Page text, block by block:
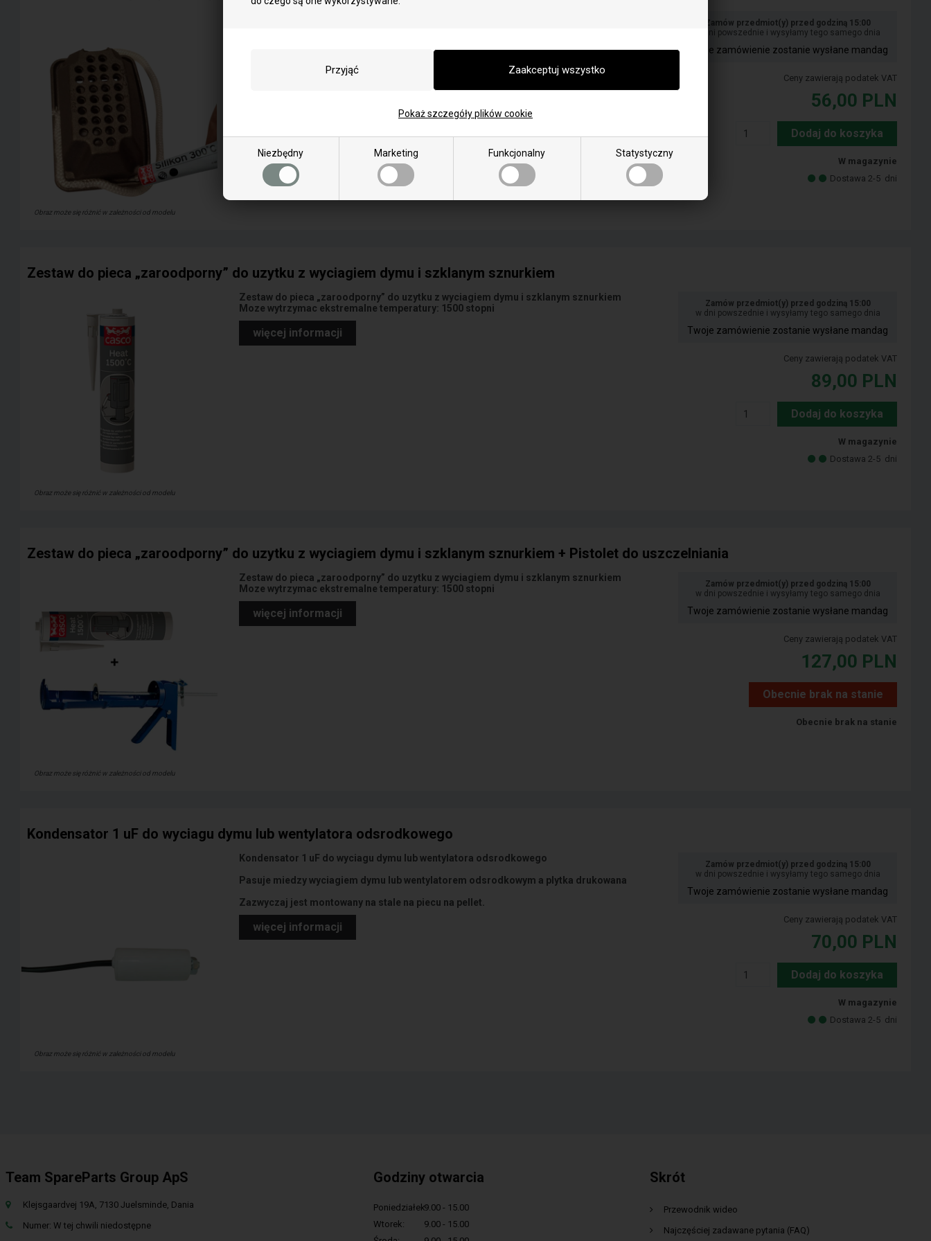
Niezbędny Marketing Funkcjonalny Statystyczny
Pokaż szczegóły plików cookie
Obraz może się różnić w zależności od modelu
Zamów przedmiot(y) przed godziną 15:00
w dni powszednie i wysyłamy tego samego dnia
Twoje zamówienie zostanie wysłane mandag
Ceny zawierają podatek VAT
56,00 PLN
Dodaj do koszyka
W magazynie
Dostawa 2-5 dni
Zestaw do pieca „zaroodporny” do uzytku z wyciagiem dymu i szklanym sznurkiem
Obraz może się różnić w zależności od modelu
Zestaw do pieca „zaroodporny” do uzytku z wyciagiem dymu i szklanym sznurkiem
Moze wytrzymac ekstremalne temperatury: 1500 stopni
więcej informacji
Zamów przedmiot(y) przed godziną 15:00
w dni powszednie i wysyłamy tego samego dnia
Twoje zamówienie zostanie wysłane mandag
Ceny zawierają podatek VAT
89,00 PLN
Dodaj do koszyka
W magazynie
Dostawa 2-5 dni
Zestaw do pieca „zaroodporny” do uzytku z wyciagiem dymu i szklanym sznurkiem + Pistolet do uszczelniania
Obraz może się różnić w zależności od modelu
Zestaw do pieca „zaroodporny” do uzytku z wyciagiem dymu i szklanym sznurkiem
Moze wytrzymac ekstremalne temperatury: 1500 stopni
więcej informacji
Zamów przedmiot(y) przed godziną 15:00
w dni powszednie i wysyłamy tego samego dnia
Twoje zamówienie zostanie wysłane mandag
Ceny zawierają podatek VAT
127,00 PLN
Obecnie brak na stanie
Obecnie brak na stanie
Kondensator 1 uF do wyciagu dymu lub wentylatora odsrodkowego
Obraz może się różnić w zależności od modelu
Kondensator 1 uF do wyciagu dymu lub wentylatora odsrodkowego
Pasuje miedzy wyciagiem dymu lub wentylatorem odsrodkowym a plytka drukowana
Zazwyczaj jest montowany na stale na piecu na pellet.
więcej informacji
Zamów przedmiot(y) przed godziną 15:00
w dni powszednie i wysyłamy tego samego dnia
Twoje zamówienie zostanie wysłane mandag
Ceny zawierają podatek VAT
70,00 PLN
Dodaj do koszyka
W magazynie
Dostawa 2-5 dni
Team SpareParts Group ApS
Klejsgaardvej 19A, 7130 Juelsminde, Dania
Numer: W tej chwili niedostępne
Godziny otwarcia
Poniedziałek:9.00 - 15.00
Wtorek:
9.00 - 15.00
Skrót
Przewodnik wideo
Najczęściej zadawane pytania (FAQ)